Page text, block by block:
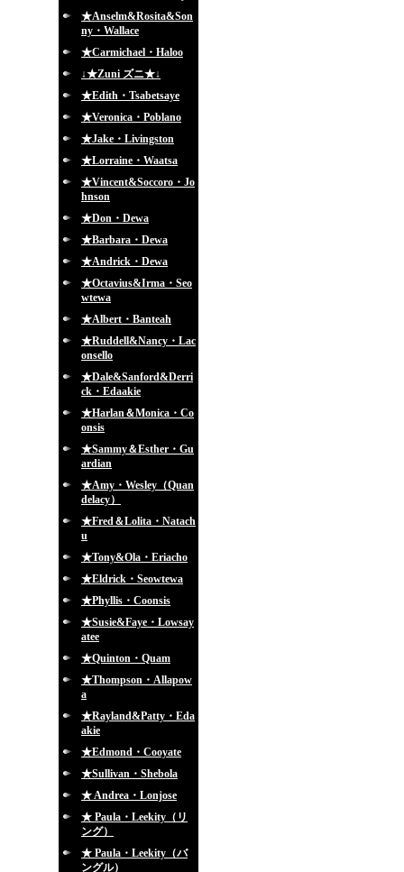
★Anselm&Rosita&Son
ny・Wallace
★Carmichael・Haloo
↓★Zuni ズニ★↓
★Edith・Tsabetsaye
★Veronica・Poblano
★Jake・Livingston
★Lorraine・Waatsa
★Vincent&Soccoro・Jo
hnson
★Don・Dewa
★Barbara・Dewa
★Andrick・Dewa
★Octavius&Irma・Seo
wtewa
★Albert・Banteah
★Ruddell&Nancy・Lac
onsello
★Dale&Sanford&Derri
ck・Edaakie
★Harlan＆Monica・Co
onsis
★Sammy＆Esther・Gu
ardian
★Amy・Wesley（Quan
delacy）
★Fred＆Lolita・Natach
u
★Tony&Ola・Eriacho
★Eldrick・Seowtewa
★Phyllis・Coonsis
★Susie&Faye・Lowsay
atee
★Quinton・Quam
★Thompson・Allapow
a
★Rayland&Patty・Eda
akie
★Edmond・Cooyate
★Sullivan・Shebola
★ Andrea・Lonjose
★ Paula・Leekity（リ
ング）
★ Paula・Leekity（バ
ングル）